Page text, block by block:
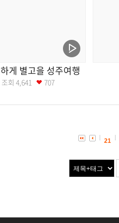
게 별고을 성주여행
회 4,641 707
21